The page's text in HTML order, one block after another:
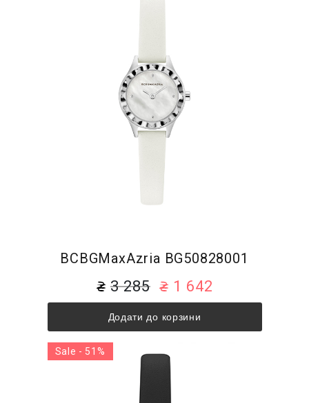
BCBGMaxAzria BG50828001
3 285 1 642
Додати до корзини
Sale - 51%